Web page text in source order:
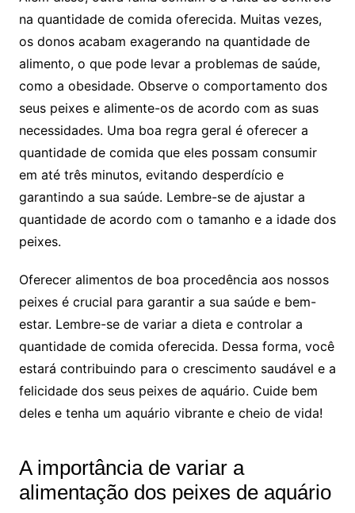
na ‍quantidade ‌de comida oferecida. Muitas vezes,⁢
os donos acabam exagerando na quantidade de
alimento, ⁣o que pode levar a problemas de⁢ saúde,
como a​ obesidade. ⁢Observe o‌ comportamento dos
seus peixes⁢ e alimente-os de acordo com as suas
necessidades. Uma boa regra⁣ geral é‌ oferecer a
⁢quantidade ‌de comida que eles possam consumir
em até três minutos,⁤ evitando ‍desperdício ⁣e
garantindo⁢ a sua ⁢saúde. ⁣Lembre-se de ⁣ajustar⁤ a
quantidade de ‌acordo com ‌o tamanho⁤ e a ​idade dos
peixes.
Oferecer alimentos de boa procedência aos ⁢nossos
peixes⁤ é ​crucial para garantir a sua saúde e⁤ bem-
estar. Lembre-se de ⁤variar a dieta e⁢ controlar‍ a‍
quantidade de comida ‌oferecida. Dessa ​forma, você
estará contribuindo‍ para ‍o​ crescimento saudável e ​a
felicidade dos seus peixes‍ de aquário. Cuide ​bem
‌deles‌ e tenha ​um aquário vibrante e ‍cheio de vida!
A importância de variar ⁢a
alimentação dos peixes de aquário